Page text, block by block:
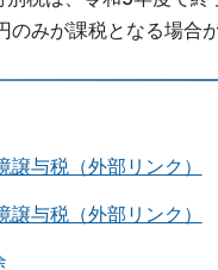
みが課税となる場合が
与税（外部リンク）
与税（外部リンク）